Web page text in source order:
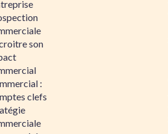
son
:
clefs